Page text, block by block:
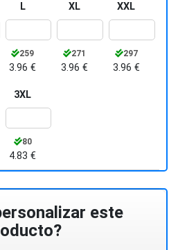
L
259
3.96 €
XL
271
3.96 €
XXL
297
3.96 €
3XL
80
4.83 €
este